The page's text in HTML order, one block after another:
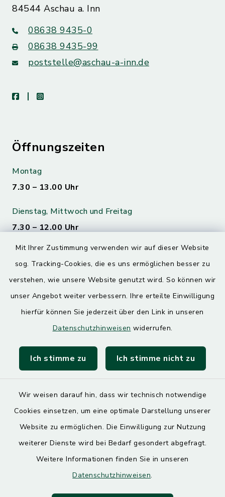
Mit Ihrer Zustimmung verwenden wir auf dieser Website
sog. Tracking-Cookies, die es uns ermöglichen besser zu
verstehen, wie unsere Website genutzt wird. So können wir
unser Angebot weiter verbessern. Ihre erteilte Einwilligung
hierfür können Sie jederzeit über den Link in unseren
Datenschutzhinweisen widerrufen.
Ich stimme zu Ich stimme nicht zu
Wir weisen darauf hin, dass wir technisch notwendige
Cookies einsetzen, um eine optimale Darstellung unserer
Website zu ermöglichen. Die Einwilligung zur Nutzung
weiterer Dienste wird bei Bedarf gesondert abgefragt.
Weitere Informationen finden Sie in unseren
Datenschutzhinweisen.
84544 Aschau a. Inn
08638 9435-0
08638 9435-99
poststelle@aschau-a-inn.de
facebookinstagram
Öffnungszeiten
Montag
7.30 – 13.00 Uhr
Dienstag, Mittwoch und Freitag
7.30 – 12.00 Uhr
Donnerstag
7.30 – 12.00 Uhr
13.00 – 17.30 Uhr
Quicklinks
SoNNe e. V.
Barrierefreiheit